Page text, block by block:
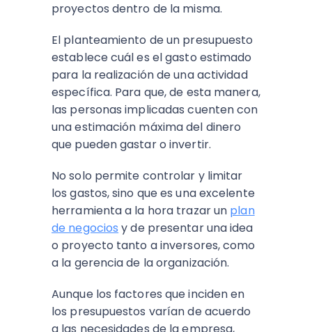
proyectos dentro de la misma.
El planteamiento de un presupuesto
establece cuál es el gasto estimado
para la realización de una actividad
específica. Para que, de esta manera,
las personas implicadas cuenten con
una estimación máxima del dinero
que pueden gastar o invertir.
No solo permite controlar y limitar
los gastos, sino que es una excelente
herramienta a la hora trazar un plan
de negocios y de presentar una idea
o proyecto tanto a inversores, como
a la gerencia de la organización.
Aunque los factores que inciden en
los presupuestos varían de acuerdo